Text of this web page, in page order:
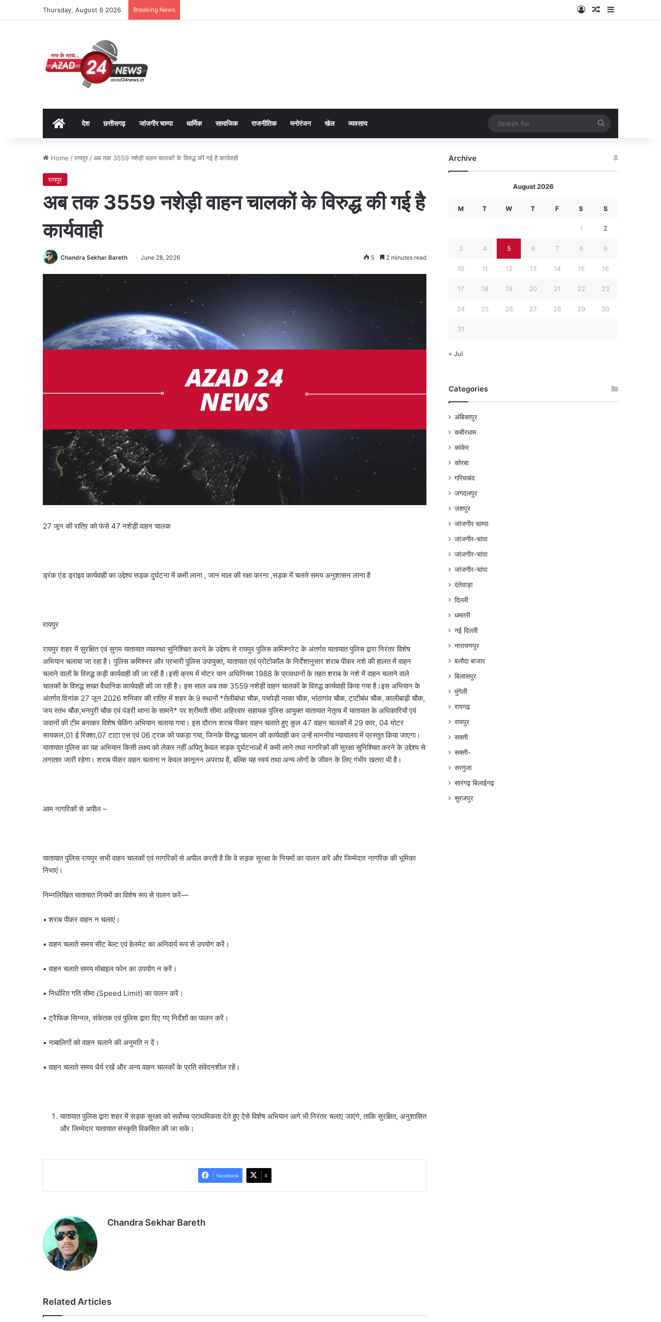
Thursday, August 6 2026 Breaking News Log InRandom Article
Sidebar
Homeदेश छत्तीसगढ़ जांजगीर चाम्पा धार्मिक सामाजिक राजनीतिक मनोरंजन खेल व्यवसाय
for
Home /रायपुर /अब तक 3559 नशेड़ी वाहन चालकों के विरुद्ध की गई है कार्यवाही
रायपुर
अब तक 3559 नशेड़ी वाहन चालकों के विरुद्ध की गई है
कार्यवाही
Chandra Sekhar Bareth June 28, 2026 5 2 minutes read
27 जून की रात्रि को फंसे 47 नशेड़ी वाहन चालक
ड्रंक एंड ड्राइव कार्यवाही का उद्देश्य सड़क दुर्घटना में कमी लाना , जान माल की रक्षा करना ,सड़क में चलते समय अनुशासन लाना है
रायपुर
रायपुर शहर में सुरक्षित एवं सुगम यातायात व्यवस्था सुनिश्चित करने के उद्देश्य से रायपुर पुलिस कमिश्नरेट के अंतर्गत यातायात पुलिस द्वारा निरंतर विशेष
अभियान चलाया जा रहा है। पुलिस कमिश्नर और प्रभारी पुलिस उपायुक्त, यातायात एवं प्रोटोकॉल के निर्देशानुसार शराब पीकर नशे की हालत में वाहन
चलाने वालों के विरुद्ध कड़ी कार्यवाही की जा रही है।इसी क्रम में मोटर यान अधिनियम 1988 के प्रावधानों के तहत शराब के नशे में वाहन चलाने वाले
चालकों के विरुद्ध सख्त वैधानिक कार्यवाही की जा रही है। इस साल अब तक 3559 नशेड़ी वाहन चालकों के विरुद्ध कार्यवाही किया गया है।इस अभियान के
अंतर्गत दिनांक 27 जून 2026 शनिवार की रात्रि में शहर के 9 स्थानों *तेलीबांधा चौक, पचपेड़ी नाका चौक, भांठागांव चौक, टाटीबंध चौक, कालीबाड़ी चौक,
जय स्तंभ चौक,भनपुरी चौक एवं पंडरी थाना के सामने* पर श्रीमती सीमा अहिरवार सहायक पुलिस आयुक्त यातायात नेतृत्व में यातायात के अधिकारियों एवं
जवानों की टीम बनाकर विशेष चेकिंग अभियान चलाया गया। इस दौरान शराब पीकर वाहन चलाते हुए कुल 47 वाहन चालकों में 29 कार, 04 मोटर
सायकल,01 ई रिक्शा,07 टाटा एस एवं 06 ट्रक को पकड़ा गया, जिनके विरुद्ध चालान की कार्यवाही कर उन्हें माननीय न्यायालय में प्रस्तुत किया जाएगा।
यातायात पुलिस का यह अभियान किसी लक्ष्य को लेकर नहीं अपितु केवल सड़क दुर्घटनाओं में कमी लाने तथा नागरिकों की सुरक्षा सुनिश्चित करने के उद्देश्य से
लगातार जारी रहेगा। शराब पीकर वाहन चलाना न केवल कानूनन अपराध है, बल्कि यह स्वयं तथा अन्य लोगों के जीवन के लिए गंभीर खतरा भी है।
आम नागरिकों से अपील –
यातायात पुलिस रायपुर सभी वाहन चालकों एवं नागरिकों से अपील करती है कि वे सड़क सुरक्षा के नियमों का पालन करें और जिम्मेदार नागरिक की भूमिका
निभाएं।
निम्नलिखित यातायात नियमों का विशेष रूप से पालन करें—
• शराब पीकर वाहन न चलाएं।
• वाहन चलाते समय सीट बेल्ट एवं हेलमेट का अनिवार्य रूप से उपयोग करें।
• वाहन चलाते समय मोबाइल फोन का उपयोग न करें।
• निर्धारित गति सीमा (Speed Limit) का पालन करें।
• ट्रैफिक सिग्नल, संकेतक एवं पुलिस द्वारा दिए गए निर्देशों का पालन करें।
• नाबालिगों को वाहन चलाने की अनुमति न दें।
• वाहन चलाते समय धैर्य रखें और अन्य वाहन चालकों के प्रति संवेदनशील रहें।
यातायात पुलिस द्वारा शहर में सड़क सुरक्षा को सर्वोच्च प्राथमिकता देते हुए ऐसे विशेष अभियान आगे भी निरंतर चलाए जाएंगे, ताकि सुरक्षित, अनुशासित
और जिम्मेदार यातायात संस्कृति विकसित की जा सके।
Facebook X
Chandra Sekhar Bareth
Related Articles
Archive
August 2026
M T W T F S S
1 2
3 4 5 6 7 8 9
10 11 12 13 14 15 16
17 18 19 20 21 22 23
24 25 26 27 28 29 30
31
« Jul
Categories
अंबिकापुर
कबीरधाम
कांकेर
कोरबा
गरियाबंद
जगदलपुर
जशपुर
जांजगीर चाम्पा
जांजगीर-चांपा
जांजगीर-चांपा
जांजगीर-चांपा
दंतेवाड़ा
दिल्ली
धमतरी
नई दिल्ली
नारायणपुर
बलौदा बाजार
बिलासपुर
मुंगेली
रायगढ़
रायपुर
सक्ती
सक्ती-
सरगुजा
सारंगढ़ बिलाईगढ़
सुरजपुर